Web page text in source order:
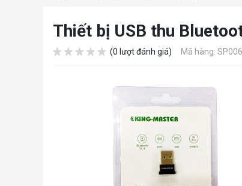
Thiết bị USB thu
(0 lượt đánh giá) Mã hàng: